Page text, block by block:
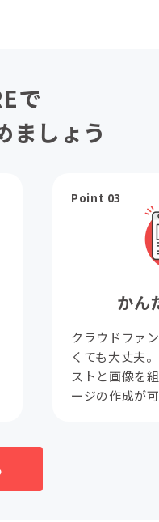
で
ましょう
Point 03
かん
クラウドファ
くても大丈夫
ストと画像を
ージの作成が可